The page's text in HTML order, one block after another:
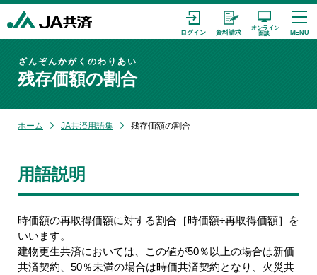
残存価額の割合
ざんぞんかがくのわりあい
ホーム JA共済用語集 残存価額の割合
用語説明
時価額の再取得価額に対する割合［時価額÷再取得価額］を
いいます。
建物更生共済においては、この値が50％以上の場合は新価
共済契約、50％未満の場合は時価共済契約となり、火災共